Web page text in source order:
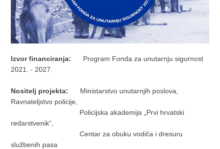
Izvor financiranja: Program Fonda za unutarnju sigurnost
2021. - 2027.
Nositelj projekta: Ministarstvo unutarnjih poslova,
Ravnateljstvo policije,
Policijska akademija „Prvi hrvatski
redarstvenik“,
Centar za obuku vodiča i dresuru
službenih pasa